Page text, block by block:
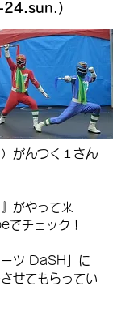
）
がんつく１さん
がやって来
でチェック！​
ツ DaSH」に
せてもらってい